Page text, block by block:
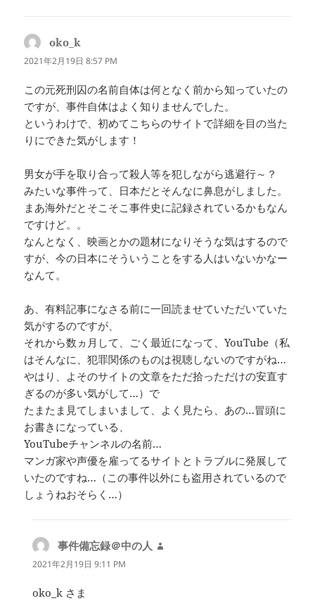
oko_k
り:
2021年2月19日 8:57 PM
この元死刑囚の名前自体は何となく前から知っていたの
ですが、事件自体はよく知りませんでした。
というわけで、初めてこちらのサイトで詳細を目の当た
りにできた気がします！
男女が手を取り合って殺人等を犯しながら逃避行～？
みたいな事件って、日本だとそんなに鼻息がしました。
まあ海外だとそこそこ事件史に記録されているかもなん
ですけど。。
なんとなく、映画とかの題材になりそうな気はするので
すが、今の日本にそういうことをする人はいないかなー
なんて。
あ、有料記事になさる前に一回読ませていただいていた
気がするのですが、
それから数ヵ月して、ごく最近になって、YouTube（私
はそんなに、犯罪関係のものは視聴しないのですがね…
やはり、よそのサイトの文章をただ拾っただけの安直す
ぎるのが多い気がして…）で
たまたま見てしまいまして、よく見たら、あの…冒頭に
お書きになっている、
YouTubeチャンネルの名前…
マンガ家や声優を雇ってるサイトとトラブルに発展して
いたのですね…（この事件以外にも盗用されているので
しょうねおそらく…）
事件備忘録＠中の人
2021年2月19日 9:11 PM
oko_k さま